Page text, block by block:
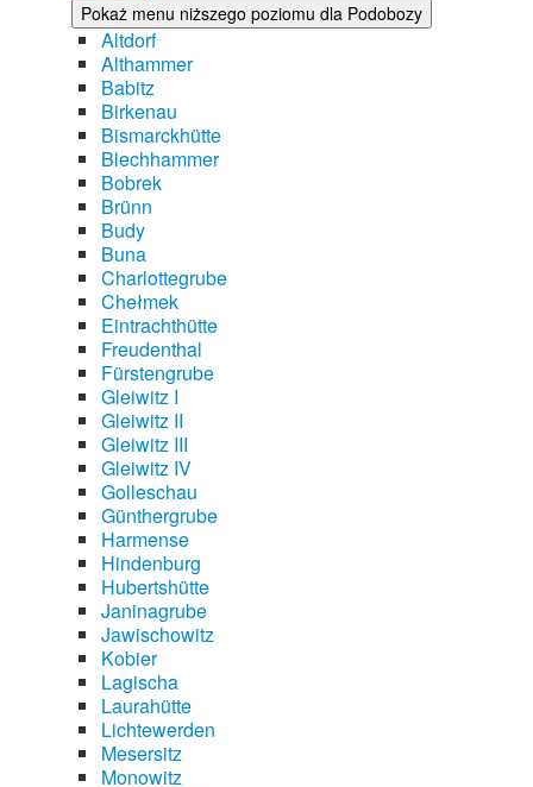
Pokaż menu niższego poziomu dla Podobozy
Altdorf
Althammer
Babitz
Birkenau
Bismarckhütte
Blechhammer
Bobrek
Brünn
Budy
Buna
Charlottegrube
Chełmek
Eintrachthütte
Freudenthal
Fürstengrube
Gleiwitz I
Gleiwitz II
Gleiwitz III
Gleiwitz IV
Golleschau
Günthergrube
Harmense
Hindenburg
Hubertshütte
Janinagrube
Jawischowitz
Kobier
Lagischa
Laurahütte
Lichtewerden
Mesersitz
Monowitz